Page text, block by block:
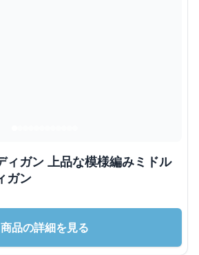
ィガン 上品な模様編みミドル
ガン
商品の詳細を見る